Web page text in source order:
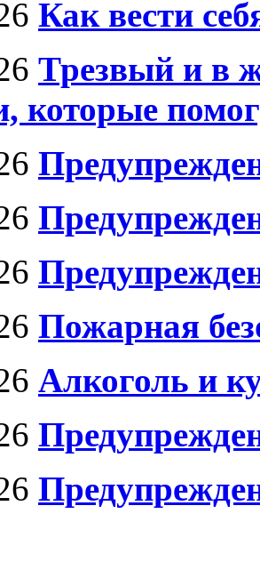
Как вести
Трезвый и в
которые
Пожарная
Алкоголь и